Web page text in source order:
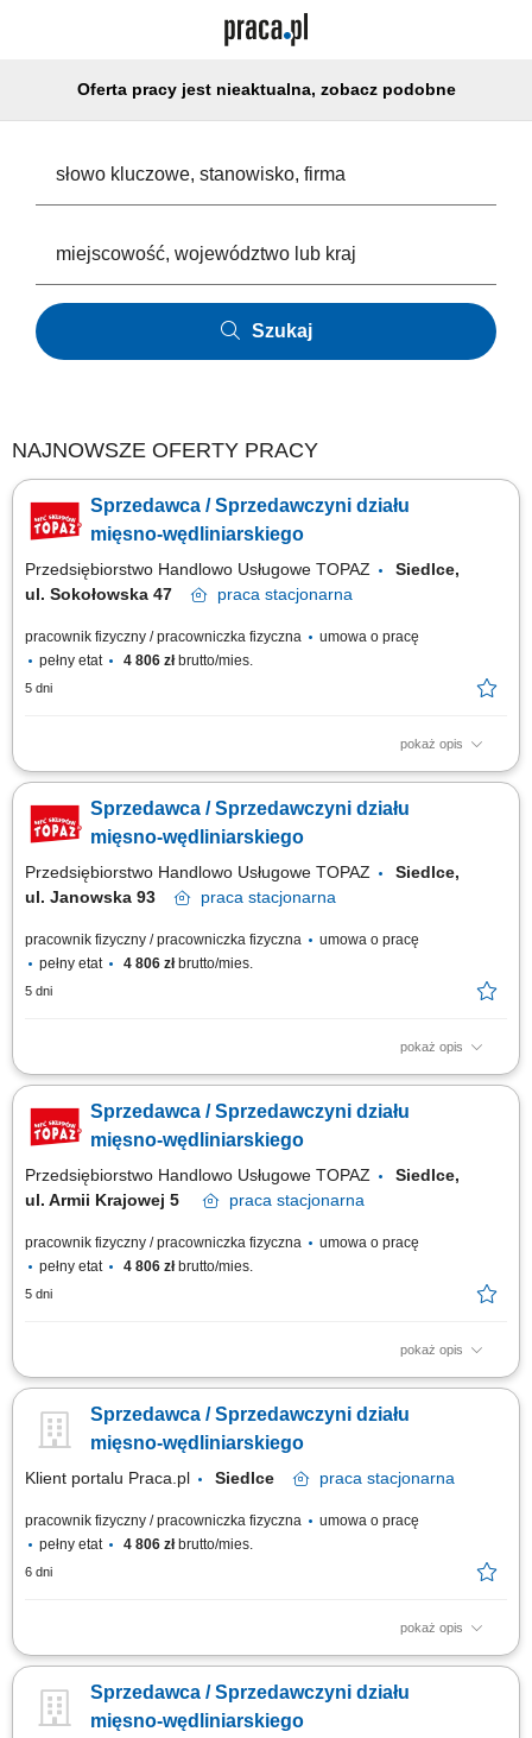
Oferta pracy jest nieaktualna, zobacz podobne
Szukaj
NAJNOWSZE OFERTY PRACY
Sprzedawca / Sprzedawczyni działu
mięsno-wędliniarskiego
Przedsiębiorstwo Handlowo Usługowe TOPAZ
Siedlce,
ul. Sokołowska 47
praca stacjonarna
pracownik fizyczny / pracowniczka fizyczna
umowa o pracę
pełny etat
4 806 złbrutto/mies.
5 dni
pokaż opis
Twoje główne zadania: zapewnienie profesjonalnej obsługi Klientów
towarów na dziale świeżym - mięso, wędliny, sery itp. monitorowanie
terminów przydatności do spożycia aktywna sprzedaż produktów dbałość
Sprzedawca / Sprzedawczyni działu
mięsno-wędliniarskiego
Przedsiębiorstwo Handlowo Usługowe TOPAZ
Siedlce,
ul. Janowska 93
praca stacjonarna
pracownik fizyczny / pracowniczka fizyczna
umowa o pracę
pełny etat
4 806 złbrutto/mies.
5 dni
pokaż opis
Twoje główne zadania: zapewnienie profesjonalnej obsługi Klientów
towarów na dziale świeżym - mięso, wędliny, sery itp. monitorowanie
terminów przydatności do spożycia aktywna sprzedaż produktów dbałość
Sprzedawca / Sprzedawczyni działu
mięsno-wędliniarskiego
Przedsiębiorstwo Handlowo Usługowe TOPAZ
Siedlce,
ul. Armii Krajowej 5
praca stacjonarna
pracownik fizyczny / pracowniczka fizyczna
umowa o pracę
pełny etat
4 806 złbrutto/mies.
5 dni
pokaż opis
Twoje główne zadania: zapewnienie profesjonalnej obsługi Klientów
towarów na dziale świeżym - mięso, wędliny, sery itp. monitorowanie
terminów przydatności do spożycia aktywna sprzedaż produktów dbałość
Sprzedawca / Sprzedawczyni działu
mięsno-wędliniarskiego
Klient portalu Praca.pl Siedlce praca stacjonarna
pracownik fizyczny / pracowniczka fizyczna
umowa o pracę
pełny etat
4 806 złbrutto/mies.
6 dni
pokaż opis
obsługa klientów przy stoisku z produktami świeżymi oraz udzielanie
produktów mięsnych, wędliniarskich i nabiałowych; kontrolowanie jakości
produktów i terminów przydatności do spożycia; wspieranie sprzedaży
Sprzedawca / Sprzedawczyni działu
mięsno-wędliniarskiego